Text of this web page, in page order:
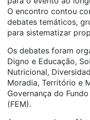
O encontro contou
debates temáticos,
para sistematizar
Os debates foram
Digno e Educação,
Nutricional,
Moradia, Território e
Governança do
(FEM).